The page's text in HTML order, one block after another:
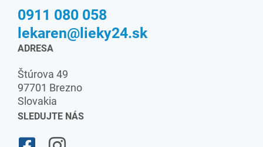
0911 080 058
lekaren@lieky24.sk
ADRESA
Štúrova 49
97701 Brezno
Slovakia
SLEDUJTE NÁS